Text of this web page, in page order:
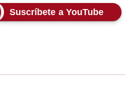
Suscríbete a YouTube